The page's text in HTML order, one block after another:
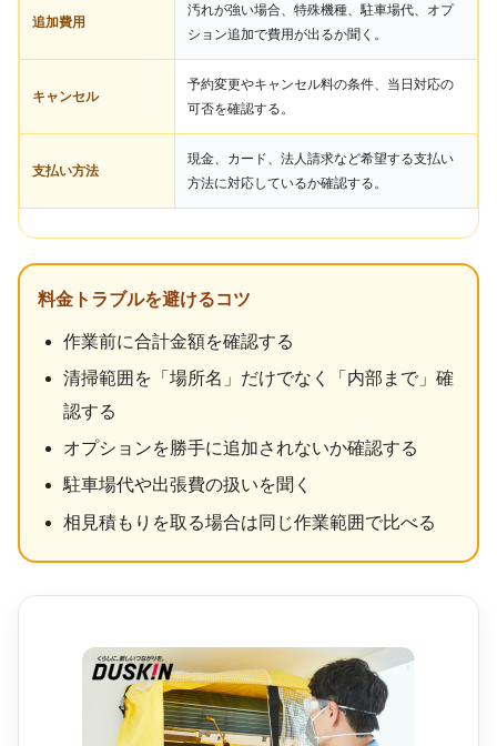
追加費用
汚れが強い場合、特殊機種、駐車場代、オプ
ション追加で費用が出るか聞く。
キャンセル
予約変更やキャンセル料の条件、当日対応の
可否を確認する。
支払い方法
現金、カード、法人請求など希望する支払い
方法に対応しているか確認する。
料金トラブルを避けるコツ
作業前に合計金額を確認する
清掃範囲を「場所名」だけでなく「内部まで」確
認する
オプションを勝手に追加されないか確認する
駐車場代や出張費の扱いを聞く
相見積もりを取る場合は同じ作業範囲で比べる